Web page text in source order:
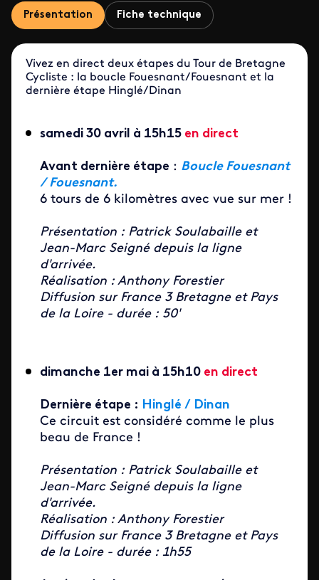
Présentation Fiche technique
Vivez en direct deux étapes du Tour de Bretagne
Cycliste : la boucle Fouesnant/Fouesnant et la
dernière étape Hinglé/Dinan
samedi 30 avril à 15h15 en direct
Avant dernière étape : Boucle Fouesnant
/ Fouesnant.
6 tours de 6 kilomètres avec vue sur mer !
Présentation : Patrick Soulabaille et
Jean-Marc Seigné depuis la ligne
d'arrivée.
Réalisation : Anthony Forestier
Diffusion sur France 3 Bretagne et Pays
de la Loire - durée : 50'
dimanche 1er mai à 15h10 en direct
Dernière étape : Hinglé / Dinan
Ce circuit est considéré comme le plus
beau de France !
Présentation : Patrick Soulabaille et
Jean-Marc Seigné depuis la ligne
d'arrivée.
Réalisation : Anthony Forestier
Diffusion sur France 3 Bretagne et Pays
de la Loire - durée : 1h55